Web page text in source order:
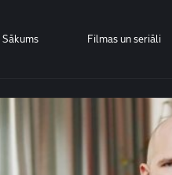
Sākums Filmas un seriāli